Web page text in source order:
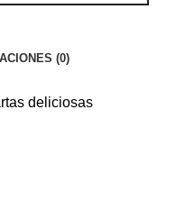
(0)
deliciosas